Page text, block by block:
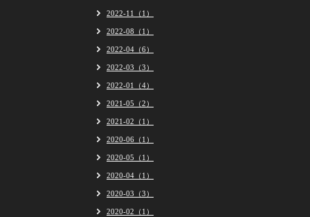
2022-11（1）
2022-08（1）
2022-04（6）
2022-03（3）
2022-01（4）
2021-05（2）
2021-02（1）
2020-06（1）
2020-05（1）
2020-04（1）
2020-03（3）
2020-02（1）